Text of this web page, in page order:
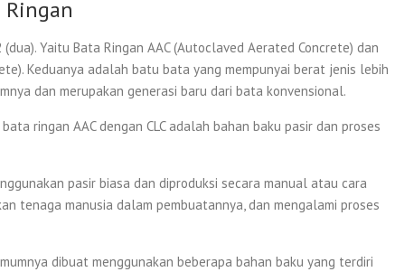
Ringan
Yaitu Bata Ringan AAC (Autoclaved Aerated Concrete) dan
Keduanya adalah batu bata yang mempunyai berat jenis lebih
dan merupakan generasi baru dari bata konvensional.
ringan AAC dengan CLC adalah bahan baku pasir dan proses
pasir biasa dan diproduksi secara manual atau cara
tenaga manusia dalam pembuatannya, dan mengalami proses
dibuat menggunakan beberapa bahan baku yang terdiri